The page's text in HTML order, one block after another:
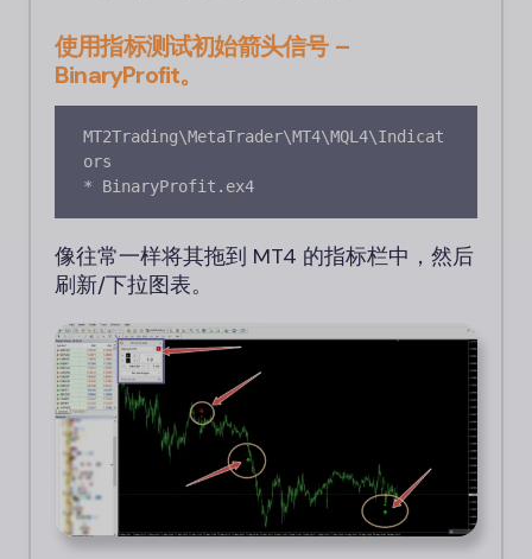
使用指标测试初始箭头信号 –
BinaryProfit。
MT2Trading\MetaTrader\MT4\MQL4\Indicat
ors
* BinaryProfit.ex4
像往常一样将其拖到 MT4 的指标栏中，然后
刷新/下拉图表。